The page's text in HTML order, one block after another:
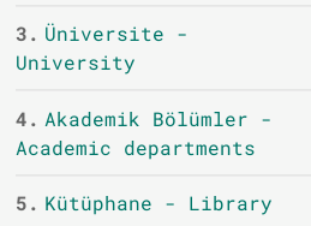
3. Üniversite -
University
4. Akademik Bölümler -
Academic departments
5. Kütüphane - Library